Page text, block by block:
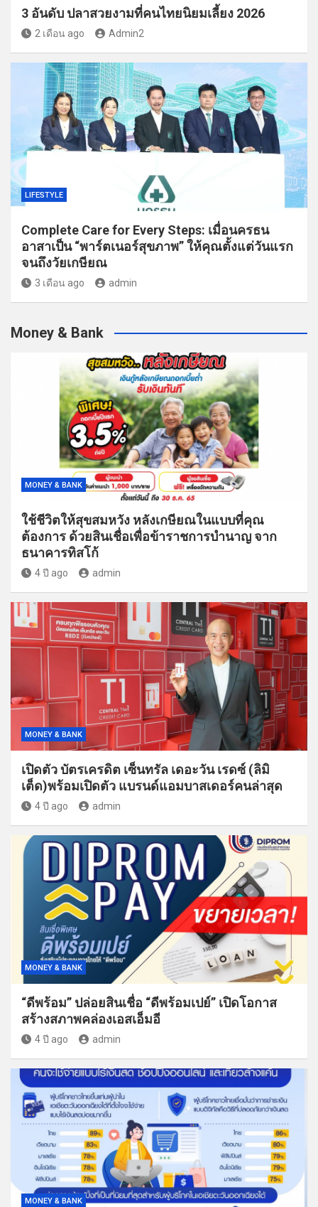
3 อันดับ ปลาสวยงามที่คนไทยนิยมเลี้ยง 2026
2 เดือน ago Admin2
LIFESTYLE
Complete Care for Every Steps: เมื่อนครธน
อาสาเป็น “พาร์ตเนอร์สุขภาพ” ให้คุณตั้งแต่วันแรก
จนถึงวัยเกษียณ
3 เดือน ago admin
Money & Bank
MONEY & BANK
ใช้ชีวิตให้สุขสมหวัง หลังเกษียณในแบบที่คุณ
ต้องการ ด้วยสินเชื่อเพื่อข้าราชการบำนาญ จาก
ธนาคารทิสโก้
4 ปี ago admin
MONEY & BANK
เปิดตัว บัตรเครดิต เซ็นทรัล เดอะวัน เรดซ์ (ลิมิ
เต็ด)พร้อมเปิดตัว แบรนด์แอมบาสเดอร์คนล่าสุด
4 ปี ago admin
MONEY & BANK
“ดีพร้อม” ปล่อยสินเชื่อ “ดีพร้อมเปย์” เปิดโอกาส
สร้างสภาพคล่องเอสเอ็มอี
4 ปี ago admin
MONEY & BANK